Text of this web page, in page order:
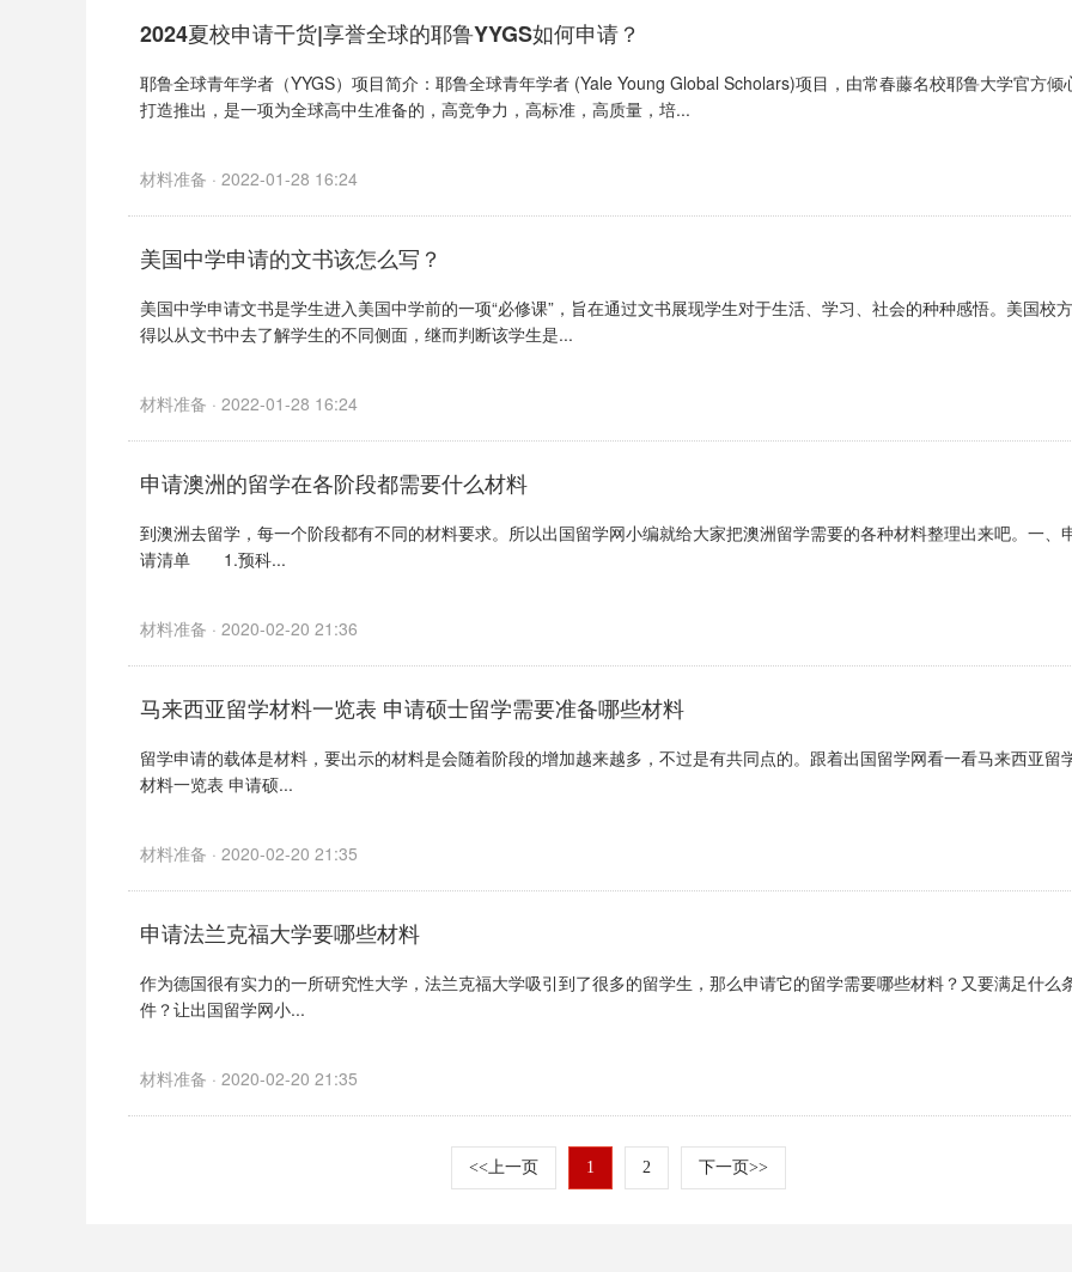
2024夏校申请干货|享誉全球的耶鲁YYGS如何申请？
耶鲁全球青年学者（YYGS）项目简介：耶鲁全球青年学者 (Yale Young Global Scholars)项目，由常春藤名校耶鲁大学官方倾
打造推出，是一项为全球高中生准备的，高竞争力，高标准，高质量，培...
材料准备 · 2022-01-28 16:24
美国中学申请的文书该怎么写？
美国中学申请文书是学生进入美国中学前的一项“必修课”，旨在通过文书展现学生对于生活、学习、社会的种种感悟。美国校方
得以从文书中去了解学生的不同侧面，继而判断该学生是...
材料准备 · 2022-01-28 16:24
申请澳洲的留学在各阶段都需要什么材料
到澳洲去留学，每一个阶段都有不同的材料要求。所以出国留学网小编就给大家把澳洲留学需要的各种材料整理出来吧。一、
请清单 1.预科...
材料准备 · 2020-02-20 21:36
马来西亚留学材料一览表 申请硕士留学需要准备哪些材料
留学申请的载体是材料，要出示的材料是会随着阶段的增加越来越多，不过是有共同点的。跟着出国留学网看一看马来西亚留
材料一览表 申请硕...
材料准备 · 2020-02-20 21:35
申请法兰克福大学要哪些材料
作为德国很有实力的一所研究性大学，法兰克福大学吸引到了很多的留学生，那么申请它的留学需要哪些材料？又要满足什么
件？让出国留学网小...
材料准备 · 2020-02-20 21:35
<<上一页 1 2 下一页>>